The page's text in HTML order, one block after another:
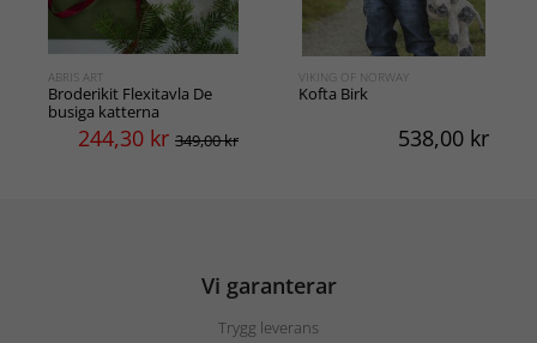
ABRIS ART
Broderikit Flexitavla De
busiga katterna
244,30 kr 349,00 kr
VIKING OF NORWAY
Kofta Birk
538,00 kr
Vi garanterar
Trygg leverans